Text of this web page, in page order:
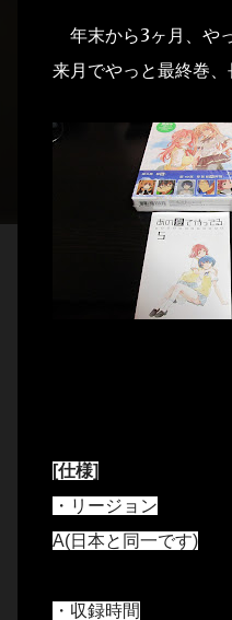
年末から3ヶ月、や
来月でやっと最終巻、
[仕様]
・リージョン
A(日本と同一です)
・収録時間